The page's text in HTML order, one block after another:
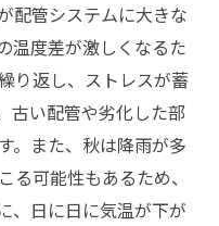
配管システムに大きな
温度差が激しくなるた
り返し、ストレスが蓄
古い配管や劣化した部
。また、秋は降雨が多
る可能性もあるため、
、日に日に気温が下が